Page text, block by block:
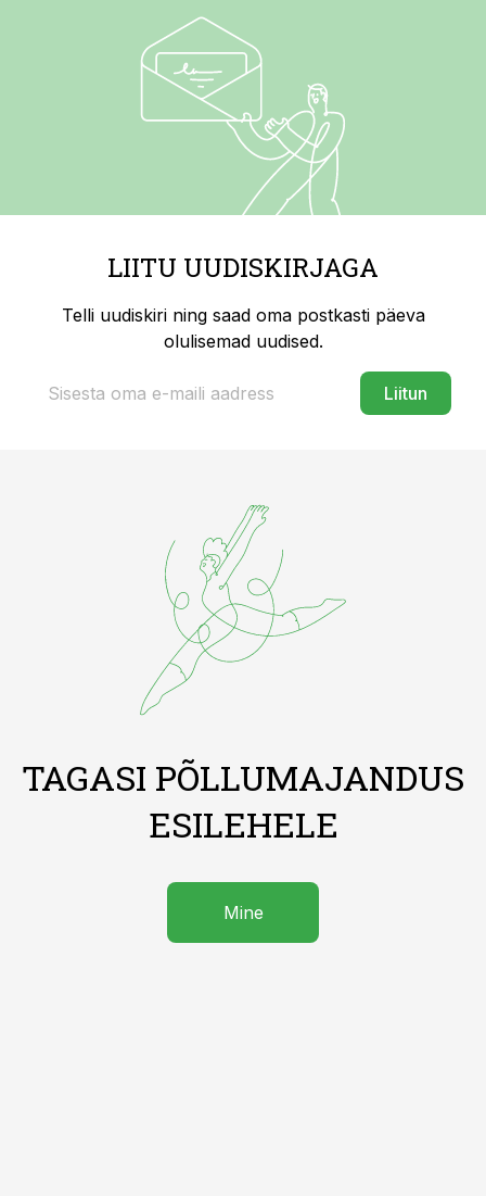
LIITU UUDISKIRJAGA
Telli uudiskiri ning saad oma postkasti päeva
olulisemad uudised.
Liitun
TAGASI PÕLLUMAJANDUS
ESILEHELE
Mine